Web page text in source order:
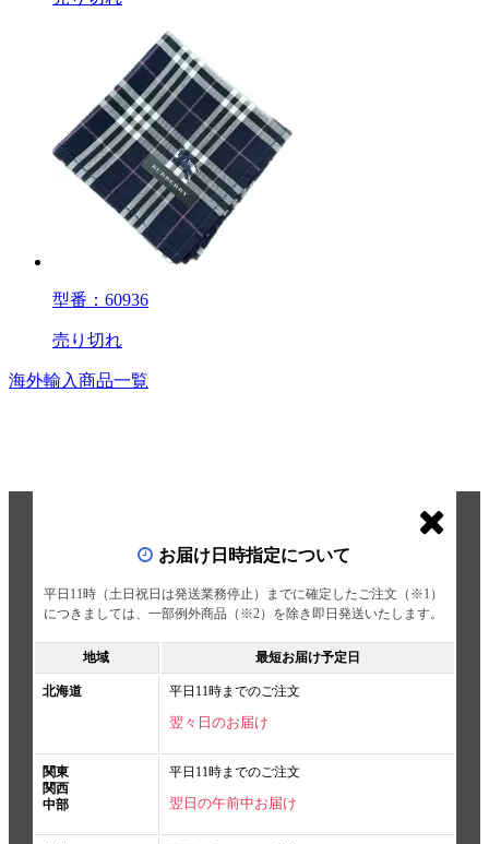
型番：60936
売り切れ
海外輸入商品一覧
お届け日時指定について
平日11時（土日祝日は発送業務停止）までに確定したご注文（※1）
につきましては、一部例外商品（※2）を除き即日発送いたします。
地域 最短お届け予定日
北海道 平日11時までのご注文
翌々日のお届け
関東
関西
中部
平日11時までのご注文
翌日の午前中お届け